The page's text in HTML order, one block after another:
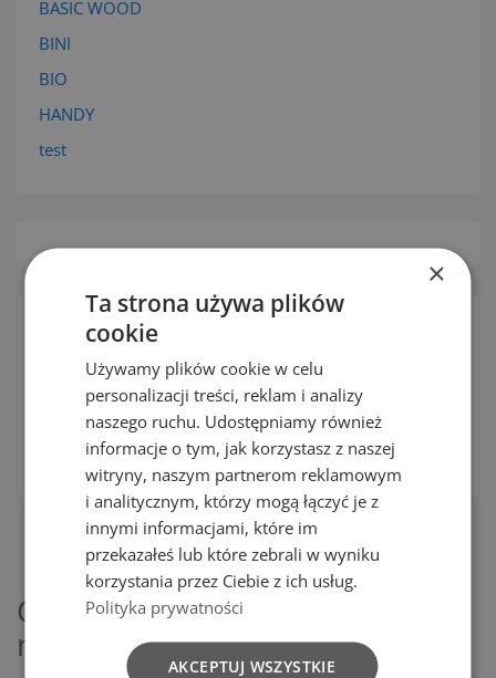
BASIC WOOD
BINI
BIO
HANDY
test
Brak dostępnych produktów.
Bądźcie czujni! W tym miejscu zostanie wyświetlonych
więcej produktów w miarę ich dodawania.
search
Otrzymuj informację o
nowościach i wyprzedażach
×
Ta strona używa plików
cookie
Używamy plików cookie w celu
personalizacji treści, reklam i analizy
naszego ruchu. Udostępniamy również
informacje o tym, jak korzystasz z naszej
witryny, naszym partnerom reklamowym
i analitycznym, którzy mogą łączyć je z
innymi informacjami, które im
przekazałeś lub które zebrali w wyniku
korzystania przez Ciebie z ich usług.
Polityka prywatności
AKCEPTUJ WSZYSTKIE